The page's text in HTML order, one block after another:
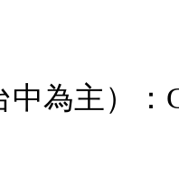
中為主）：